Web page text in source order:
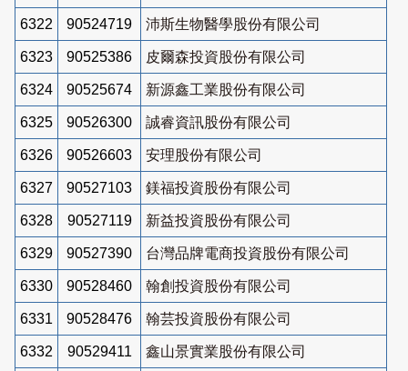
6322 90524719 沛斯生物醫學股份有限公司
6323 90525386 皮爾森投資股份有限公司
6324 90525674 新源鑫工業股份有限公司
6325 90526300 誠睿資訊股份有限公司
6326 90526603 安理股份有限公司
6327 90527103 鎂福投資股份有限公司
6328 90527119 新益投資股份有限公司
6329 90527390 台灣品牌電商投資股份有限公司
6330 90528460 翰創投資股份有限公司
6331 90528476 翰芸投資股份有限公司
6332 90529411 鑫山景實業股份有限公司